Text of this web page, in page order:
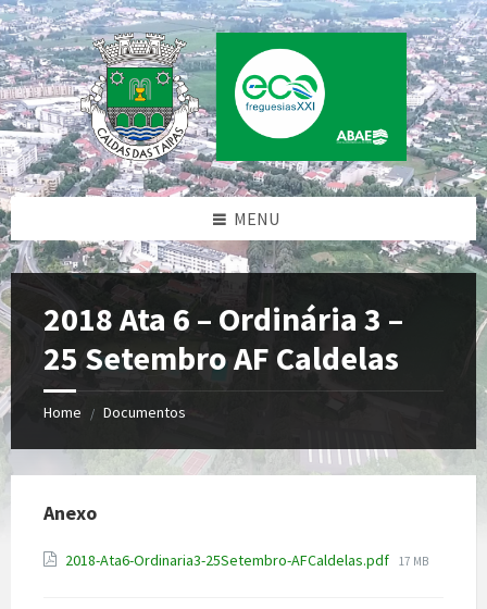
Skip
to
content
Skip
to
left
sidebar
Skip
to
footer
MENU
2018 Ata 6 – Ordinária 3 –
25 Setembro AF Caldelas
Home / Documentos
Anexo
2018-Ata6-Ordinaria3-25Setembro-AFCaldelas.pdf File
17 MB